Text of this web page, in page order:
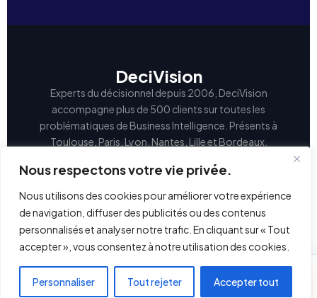
Nous respectons votre vie privée.
Nous utilisons des cookies pour améliorer votre expérience
de navigation, diffuser des publicités ou des contenus
personnalisés et analyser notre trafic. En cliquant sur « Tout
accepter », vous consentez à notre utilisation des cookies.
Personnaliser Tout rejeter Accepter tout
DeciVision
Experts du décisionnel depuis 2006, DeciVision
accompagne plus de 500 clients sur toutes les
problématiques de Business Intelligence. Présents à
Toulouse, Paris, Lyon, Nantes, Lille et Bordeaux.
BlogFormations RecrutementContact
© 2026 DeciVision · Tous droits réservés
⏳ Réserver mes 30 min gratuites